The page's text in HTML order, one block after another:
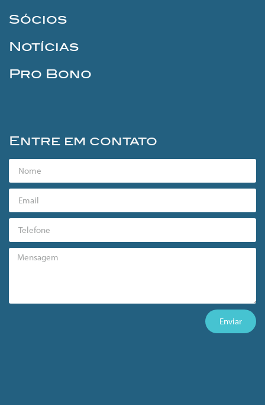
Sócios
Notícias
Pro Bono
Entre em contato
Enviar